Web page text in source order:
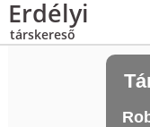
Erdélyi
társkereső